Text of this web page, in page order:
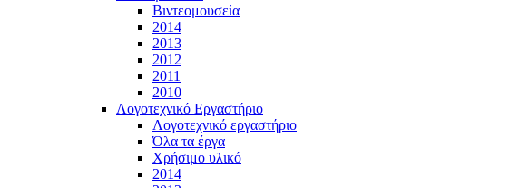
Βιντεομουσεία
2014
2013
2012
2011
2010
Λογοτεχνικό Εργαστήριο
Λογοτεχνικό εργαστήριο
Όλα τα έργα
Χρήσιμο υλικό
2014